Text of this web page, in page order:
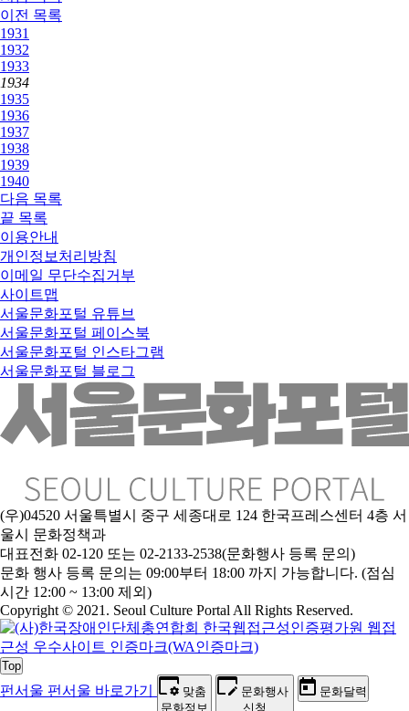
이전 목록
1931
1932
1933
1934
1935
1936
1937
1938
1939
1940
다음 목록
끝 목록
이용안내
개인정보처리방침
이메일 무단수집거부
사이트맵
서울문화포털 유튜브
서울문화포털 페이스북
서울문화포털 인스타그램
서울문화포털 블로그
(우)04520 서울특별시 중구 세종대로 124 한국프레스센터 4층 서
울시 문화정책과
대표전화 02-120 또는 02-2133-2538(문화행사 등록 문의)
문화 행사 등록 문의는 09:00부터 18:00 까지 가능합니다. (점심
시간 12:00 ~ 13:00 제외)
Copyright © 2021. Seoul Culture Portal All Rights Reserved.
Top
펀서울 펀서울 바로가기
맞춤
문화정보
문화행사
신청
문화달력